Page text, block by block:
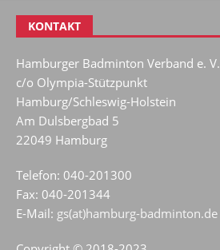
KONTAKT
Hamburger Badminton Verband e. V.
c/o Olympia-Stützpunkt
Hamburg/Schleswig-Holstein
Am Dulsbergbad 5
22049 Hamburg
Telefon: 040-201300
Fax: 040-201344
E-Mail: gs(at)hamburg-badminton.de